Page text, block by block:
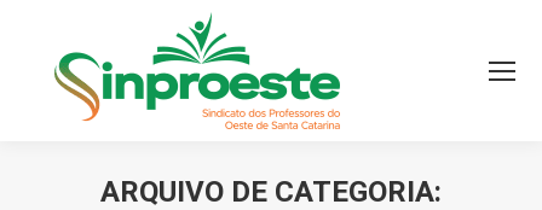
ARQUIVO DE CATEGORIA: